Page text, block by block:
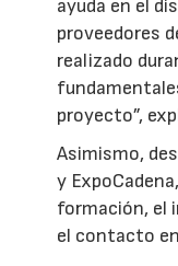
ayuda en el
proveedores
realizado
proyecto”,
Asimismo,
y
formación, el
el contacto